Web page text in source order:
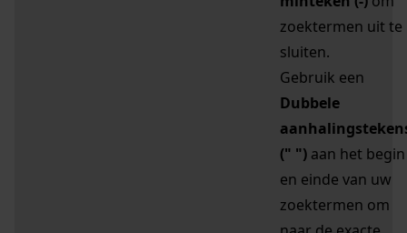
zoektermen uit te
sluiten.
Gebruik een
Dubbele
(" ") aan het begin
en einde van uw
zoektermen om